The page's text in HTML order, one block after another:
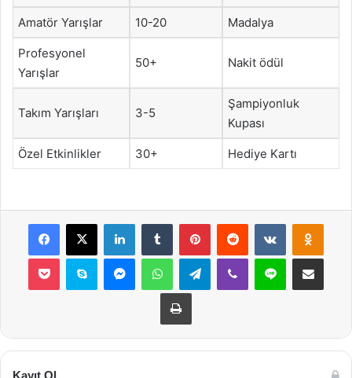
Amatör Yarışlar 10-20 Madalya
Profesyonel
Yarışlar
50+ Nakit ödül
Takım Yarışları 3-5
Şampiyonluk
Kupası
Özel Etkinlikler 30+ Hediye Kartı
Facebook
X LinkedInTumblr PinterestReddit VKontakte
Pocket Skype MessengerWhatsAppTelegramViber Line E-Posta ile
Yazdır
Kayıt Ol